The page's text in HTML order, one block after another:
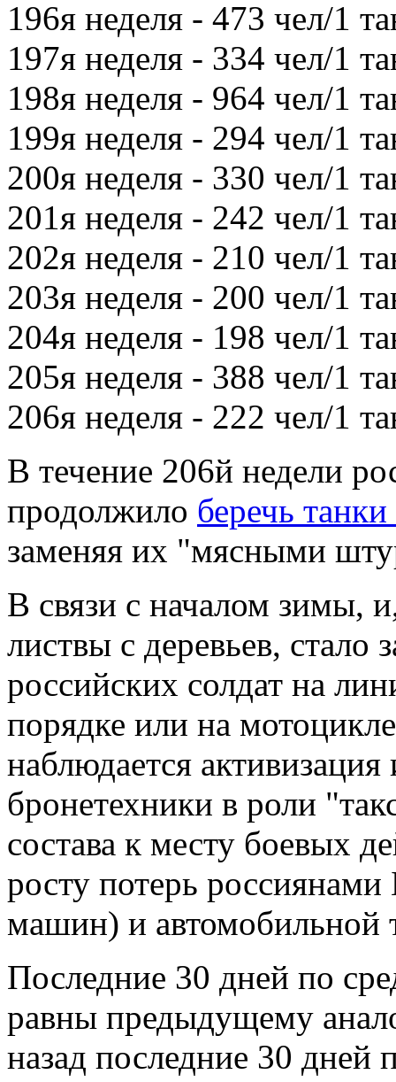
196я неделя - 473 чел/1
197я неделя - 334 чел/1
198я неделя - 964 чел/1
199я неделя - 294 чел/1
200я неделя - 330 чел/1
201я неделя - 242 чел/1
202я неделя - 210 чел/1
203я неделя - 200 чел/1
204я неделя - 198 чел/1
205я неделя - 388 чел/1
206я неделя - 222 чел/1
В течение 206й недели
продолжило беречь
заменяя их "мясными
В связи с началом зимы,
листвы с деревьев, стало
российских солдат на
порядке или на
наблюдается
бронетехники в роли
состава к месту боевых
росту потерь
машин) и автомобильной
Последние 30 дней по
равны предыдущему
назад последние 30 дней